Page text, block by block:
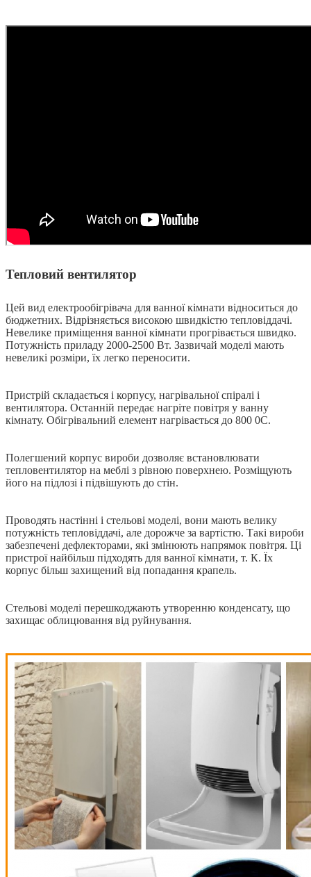
Тепловий вентилятор
Цей вид електрообігрівача для ванної кімнати відноситься до
бюджетних. Відрізняється високою швидкістю тепловіддачі.
Невелике приміщення ванної кімнати прогрівається швидко.
Потужність приладу 2000-2500 Вт. Зазвичай моделі мають
невеликі розміри, їх легко переносити.
Пристрій складається і корпусу, нагрівальної спіралі і
вентилятора. Останній передає нагріте повітря у ванну
кімнату. Обігрівальний елемент нагрівається до 800 0С.
Полегшений корпус вироби дозволяє встановлювати
тепловентилятор на меблі з рівною поверхнею. Розміщують
його на підлозі і підвішують до стін.
Проводять настінні і стельові моделі, вони мають велику
потужність тепловіддачі, але дорожче за вартістю. Такі вироби
забезпечені дефлекторами, які змінюють напрямок повітря. Ці
пристрої найбільш підходять для ванної кімнати, т. К. Їх
корпус більш захищений від попадання крапель.
Стельові моделі перешкоджають утворенню конденсату, що
захищає облицювання від руйнування.